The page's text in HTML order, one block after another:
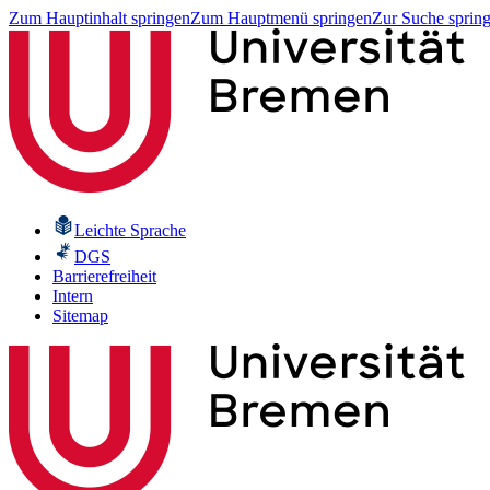
Zum Hauptinhalt springenZum Hauptmenü springenZur Suche
Leichte Sprache
DGS
Barrierefreiheit
Intern
Sitemap